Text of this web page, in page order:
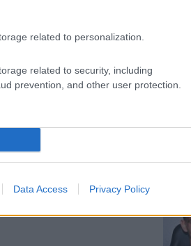
related to personalization.
related to security, including
prevention, and other user protection.
Data Access Privacy Policy